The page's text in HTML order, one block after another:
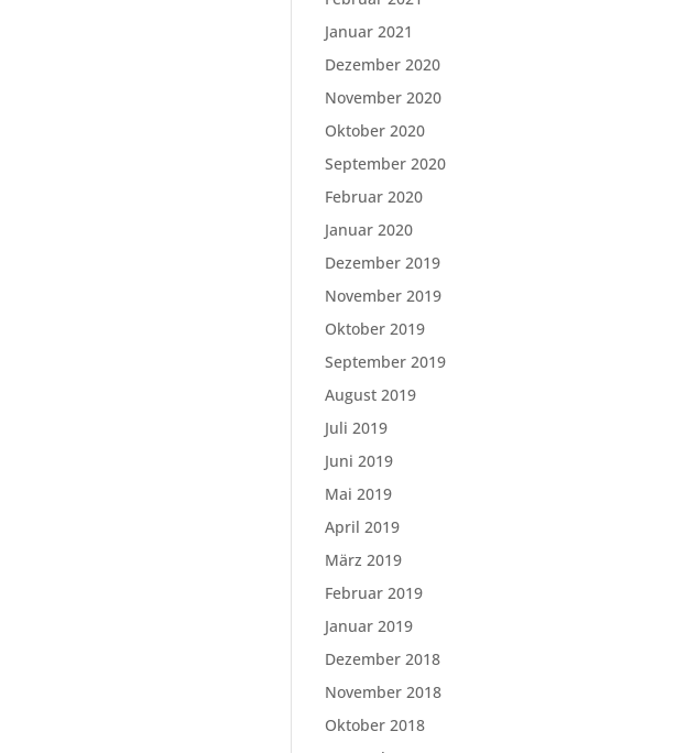
Januar 2021
Dezember 2020
November 2020
Oktober 2020
September 2020
Februar 2020
Januar 2020
Dezember 2019
November 2019
Oktober 2019
September 2019
August 2019
Juli 2019
Juni 2019
Mai 2019
April 2019
März 2019
Februar 2019
Januar 2019
Dezember 2018
November 2018
Oktober 2018